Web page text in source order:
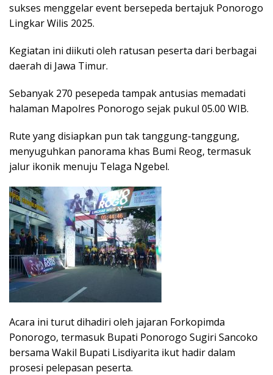
sukses menggelar event bersepeda bertajuk Ponorogo
Lingkar Wilis 2025.
Kegiatan ini diikuti oleh ratusan peserta dari berbagai
daerah di Jawa Timur.
Sebanyak 270 pesepeda tampak antusias memadati
halaman Mapolres Ponorogo sejak pukul 05.00 WIB.
Rute yang disiapkan pun tak tanggung-tanggung,
menyuguhkan panorama khas Bumi Reog, termasuk
jalur ikonik menuju Telaga Ngebel.
Acara ini turut dihadiri oleh jajaran Forkopimda
Ponorogo, termasuk Bupati Ponorogo Sugiri Sancoko
bersama Wakil Bupati Lisdiyarita ikut hadir dalam
prosesi pelepasan peserta.